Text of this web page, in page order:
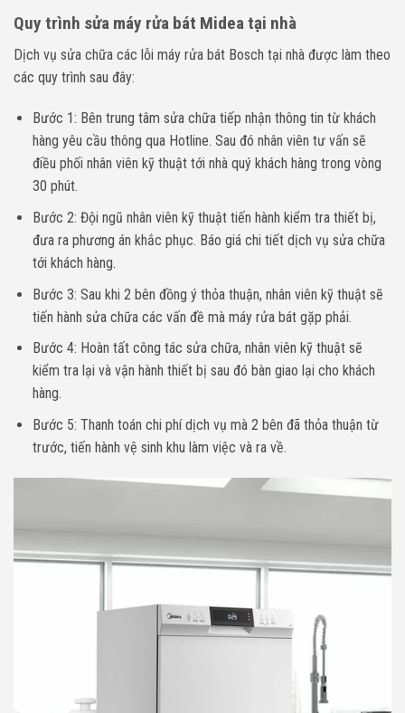
Quy trình sửa máy rửa bát Midea tại nhà
Dịch vụ sửa chữa các lỗi máy rửa bát Bosch tại nhà được làm theo
các quy trình sau đây:
Bước 1: Bên trung tâm sửa chữa tiếp nhận thông tin từ khách
hàng yêu cầu thông qua Hotline. Sau đó nhân viên tư vấn sẽ
điều phối nhân viên kỹ thuật tới nhà quý khách hàng trong vòng
30 phút.
Bước 2: Đội ngũ nhân viên kỹ thuật tiến hành kiểm tra thiết bị,
đưa ra phương án khắc phục. Báo giá chi tiết dịch vụ sửa chữa
tới khách hàng.
Bước 3: Sau khi 2 bên đồng ý thỏa thuận, nhân viên kỹ thuật sẽ
tiến hành sửa chữa các vấn đề mà máy rửa bát gặp phải.
Bước 4: Hoàn tất công tác sửa chữa, nhân viên kỹ thuật sẽ
kiểm tra lại và vận hành thiết bị sau đó bàn giao lại cho khách
hàng.
Bước 5: Thanh toán chi phí dịch vụ mà 2 bên đã thỏa thuận từ
trước, tiến hành vệ sinh khu làm việc và ra về.